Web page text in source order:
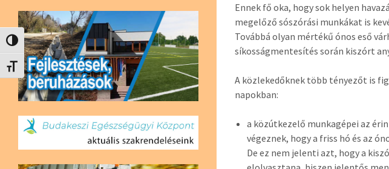
Nagy kontraszt váltása
Betűméret váltása
Ennek fő oka, hogy sok helyen
megelőző sószórási munkákat is
Továbbá olyan mértékű ónos eső
síkosságmentesítés során kiszórt
A közlekedőknek több tényezőt is
napokban:
a közútkezelő munkagépei az
végeznek, hogy a friss hó és az
De ez nem jelenti azt, hogy a